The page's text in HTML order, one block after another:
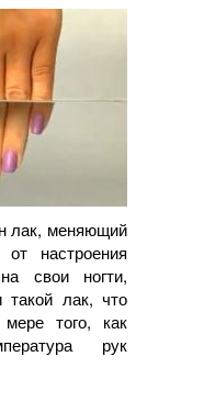
лак, меняющий
настроения
свои ногти,
лак, что
того, как
рук